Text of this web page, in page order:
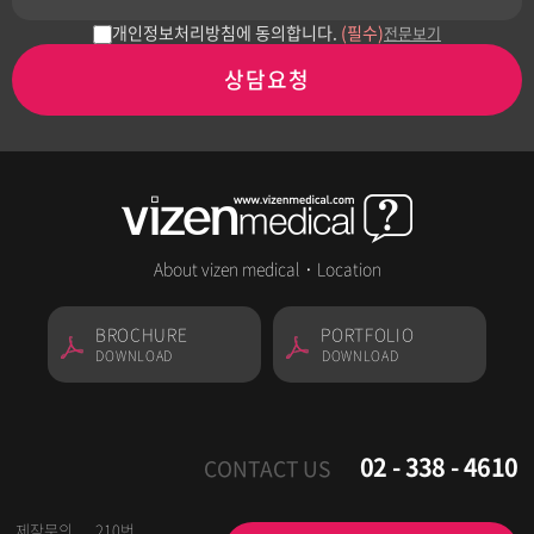
개인정보처리방침에 동의합니다. (필수)전문보기
상담요청
About vizen medical · Location
BROCHURE
DOWNLOAD
PORTFOLIO
DOWNLOAD
CONTACT US 02 - 338 - 4610